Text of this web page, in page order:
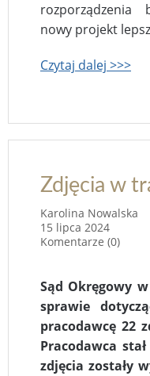
rozporządzenia
nowy projekt
Czytaj dalej >>>
Zdjęcia w
Karolina Nowalska
15 lipca 2024
Komentarze (0)
Sąd Okręgowy
sprawie
pracodawcę 22
Pracodawca
zdjęcia zostały